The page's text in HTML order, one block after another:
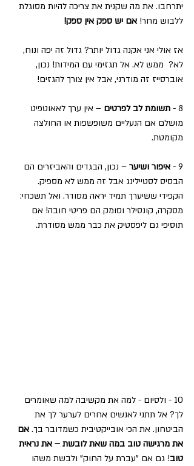
יתרחבו. את מה שקנית את צריכה להיות מסוגלת
ללבוש מחר! אם יש ספק אין ספק!
אז אולי אני אקנה גדול יותר? גדול זה יפה ונוח,
לא?  ממש לא. אל תגזימי עם המידות! נכון,
אוברסייז זה מודרני, אבל אין צורך להגזים!
8 - תשומת לב לפרטים – אין ערך לאאוטפיט
מושלם אם הנעליים משופשפות או החולצה
מקומטת.
9 - איפור ושיער – נכון, הבגדים והאביזרים הם
הבסיס לסטיילינג אבל זה ממש לא מספיק.
הקפידי ששיערך תמיד יראה מסודר. ואל תשכחי:
מסקרה, קונסילר וסומק הם פריטי חובה! אם
תוסיפי גם ליפסטיק את כבר ממש מסודרת.
10 - ולסיום - למה את מקשיבה למה שאומרים
לך? אל תתני לאנשים אחרים לערער לך את
הביטחון. את הכי אובייקטיבית כשמדובר בך. אם
את מרגישה טוב במה שאת לובשת – את נראית
טוב! גם אם "עברת על החוק" ולבשת משהו